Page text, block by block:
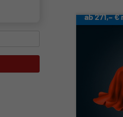
ab 271,– €